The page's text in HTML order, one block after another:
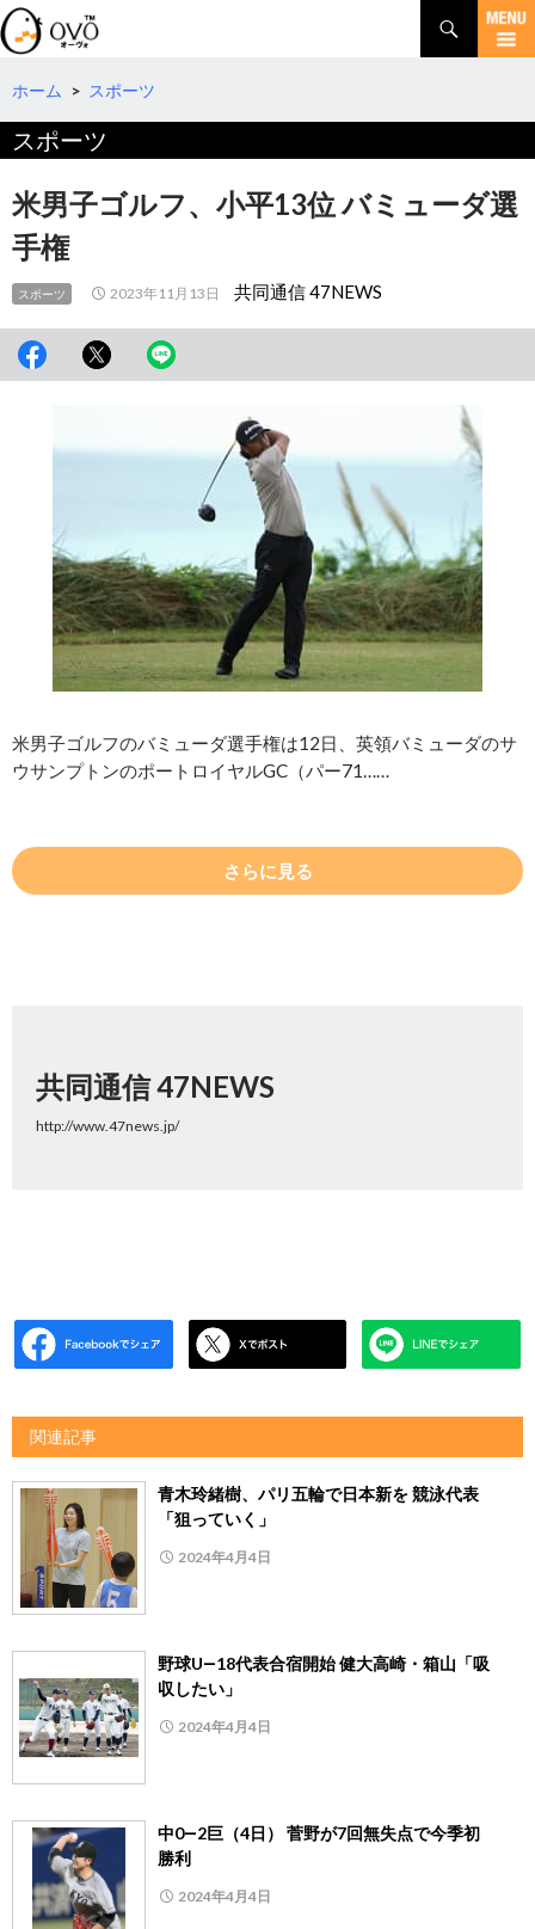
検
索
コ
テ
へ
移
動
ホーム > スポーツ
スポーツ
米男子ゴルフ、小平13位 バミューダ選
手権
スポーツ 2023年11月13日 共同通信 47NEWS
米男子ゴルフのバミューダ選手権は12日、英領バミューダのサ
ウサンプトンのポートロイヤルGC（パー71……
さらに見る
共同通信 47NEWS
http://www.47news.jp/
関連記事
青木玲緒樹、パリ五輪で日本新を 競泳代表
「狙っていく」
2024年4月4日
野球U―18代表合宿開始 健大高崎・箱山「吸
収したい」
2024年4月4日
中0―2巨（4日） 菅野が7回無失点で今季初
勝利
2024年4月4日